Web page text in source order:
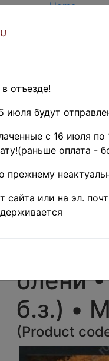
Home
Payment
TERMS AND
Home»
»Africa
»
Малави
Малави
олени
б.з.) •
(Product
отъезде!
будут
с 16 июля по
оплата -
прежнему
сайта или на эл.